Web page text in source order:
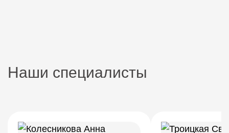
Наши специалисты